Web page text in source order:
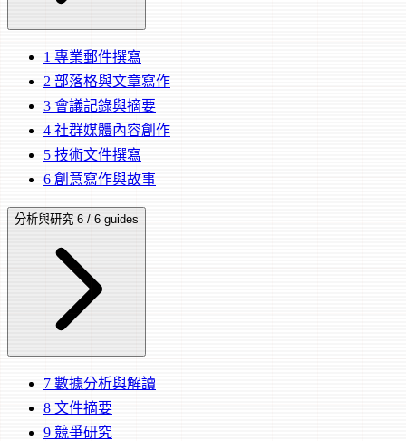
1 專業郵件撰寫
2 部落格與文章寫作
3 會議記錄與摘要
4 社群媒體內容創作
5 技術文件撰寫
6 創意寫作與故事
分析與研究 6 / 6 guides
7 數據分析與解讀
8 文件摘要
9 競爭研究